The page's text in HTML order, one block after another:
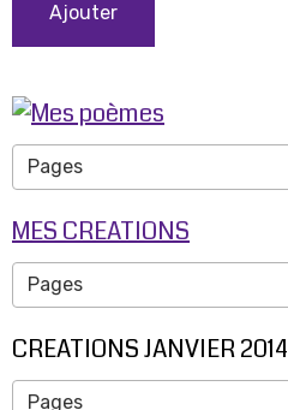
Ajouter
MES CREATIONS
CREATIONS JANVIER 2014